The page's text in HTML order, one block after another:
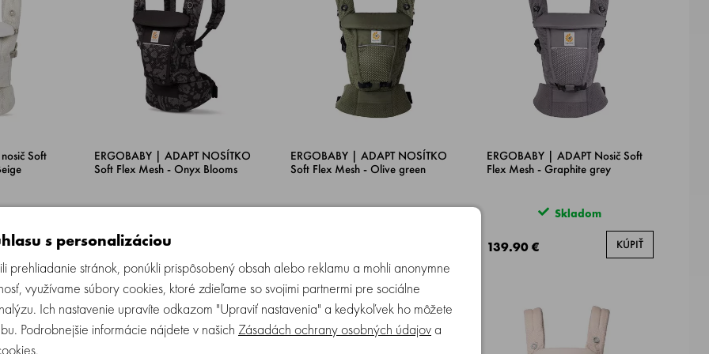
Soft
DETAIL
ERGOBABY | ADAPT NOSÍTKO
Soft Flex Mesh - Onyx Blooms
139.90 €
ERGOBABY | ADAPT NOSÍTKO
Soft Flex Mesh - Olive green
ERGOBABY | ADAPT Nosič Soft
Flex Mesh - Graphite grey
Skladom
139.90 € KÚPIŤ
s personalizáciou
prehliadanie stránok, ponúkli prispôsobený obsah alebo reklamu a mohli anonymne
využívame súbory cookies, ktoré zdieľame so svojimi partnermi pre sociálne
Ich nastavenie upravíte odkazom "Upraviť nastavenia" a kedykoľvek ho môžete
Podrobnejšie informácie nájdete v našich Zásadách ochrany osobných údajova
.